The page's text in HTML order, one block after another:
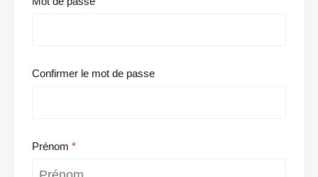
Confirmer le mot de passe
Prénom